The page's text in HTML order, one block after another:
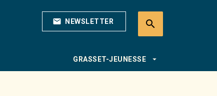
mail NEWSLETTER search
GRASSET-JEUNESSE arrow_drop_down